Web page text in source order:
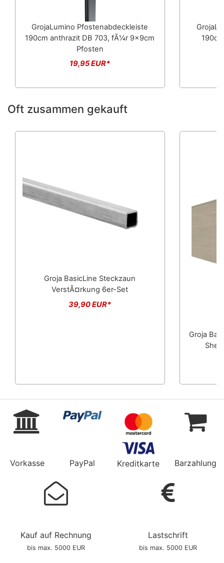
anthrazit 180x180cm
GroJa BasicLine Steckzaun-Set Sheffield Oak - Leiste
102300000000322
GrojaLumino Pfostenabdeckleiste
190cm anthrazit DB 703, fÃ¼r 9x9cm
Pfosten
19,95 EUR*
Oft zusammen gekauft
Groja BasicLine Steckzaun
VerstÃ¤rkung 6er-Set
39,90 EUR*
Groja
Vorkasse PayPal Kreditkarte Barzahlung
Kauf auf Rechnung
bis max. 5000 EUR
Lastschrift
bis max. 5000 EUR